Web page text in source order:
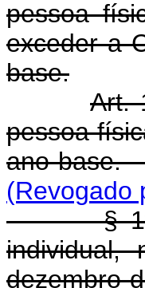
pessoa
exceder a
base.
Art.
pessoa
ano-
(Revogado
§ 1º - No
individual,
dezembro